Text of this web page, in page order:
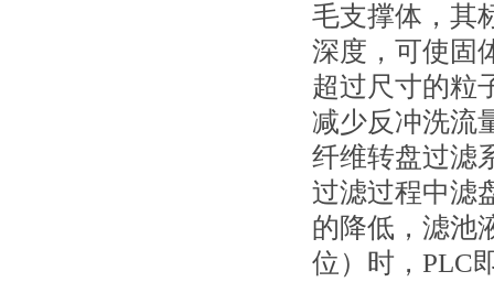
毛支撑体，其
深度，可使固
超过尺寸的粒
减少反冲洗流
纤维转盘过滤
过滤过程中滤
的降低，滤池
位）时，PLC